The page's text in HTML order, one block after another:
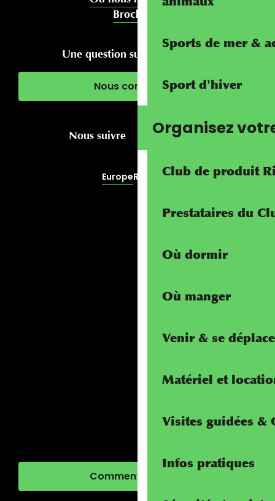
Sports de mer &
Sport d'hiver
Organisez
Club de produit
Prestataires du
Où dormir
Où manger
Venir & se
Matériel et
Visites guidées &
Infos pratiques
Brochures
Une question sur votre séjour ?
Nous contacter
Nous suivre
EuropeRivierALP
Comment venir ?